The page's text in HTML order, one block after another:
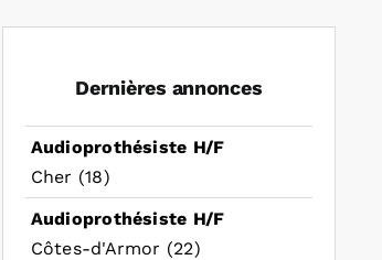
Dernières annonces
Audioprothésiste H/F
Cher (18)
Audioprothésiste H/F
Côtes-d'Armor (22)